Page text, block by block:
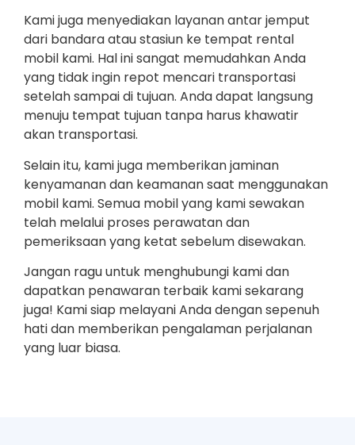
Kami juga menyediakan layanan antar jemput
dari bandara atau stasiun ke tempat rental
mobil kami. Hal ini sangat memudahkan Anda
yang tidak ingin repot mencari transportasi
setelah sampai di tujuan. Anda dapat langsung
menuju tempat tujuan tanpa harus khawatir
akan transportasi.
Selain itu, kami juga memberikan jaminan
kenyamanan dan keamanan saat menggunakan
mobil kami. Semua mobil yang kami sewakan
telah melalui proses perawatan dan
pemeriksaan yang ketat sebelum disewakan.
Jangan ragu untuk menghubungi kami dan
dapatkan penawaran terbaik kami sekarang
juga! Kami siap melayani Anda dengan sepenuh
hati dan memberikan pengalaman perjalanan
yang luar biasa.